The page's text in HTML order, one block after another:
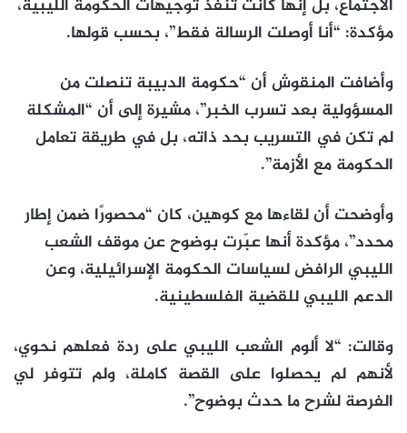
الاجتماع، بل إنها كانت تُنفذ توجيهات الحكومة الليبية،
مؤكدة: “أنا أوصلت الرسالة فقط”، بحسب قولها.
وأضافت المنقوش أن “حكومة الدبيبة تنصلت من
المسؤولية بعد تسرب الخبر”، مشيرة إلى أن “المشكلة
لم تكن في التسريب بحد ذاته، بل في طريقة تعامل
الحكومة مع الأزمة”.
وأوضحت أن لقاءها مع كوهين، كان “محصورًا ضمن إطار
محدد”، مؤكدة أنها عبّرت بوضوح عن موقف الشعب
الليبي الرافض لسياسات الحكومة الإسرائيلية، وعن
الدعم الليبي للقضية الفلسطينية.
وقالت: “لا ألوم الشعب الليبي على ردة فعلهم نحوي،
لأنهم لم يحصلوا على القصة كاملة، ولم تتوفر لي
الفرصة لشرح ما حدث بوضوح”.